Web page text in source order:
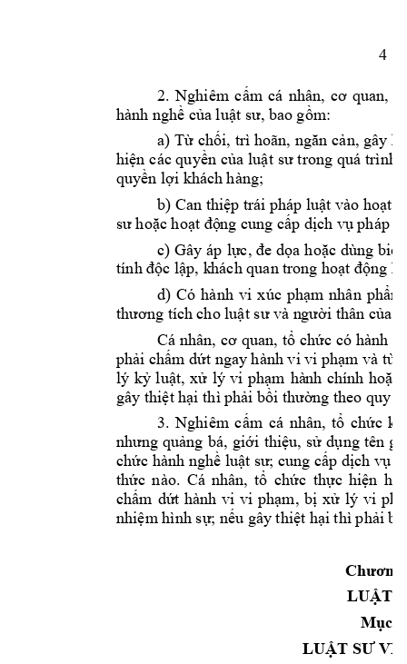
4
2. Nghiêm cấm cá nhân, cơ quan,
hành nghề của luật sư, bao gồm:
a) Từ chối, trì hoãn, ngăn cản, gây
hiện các quyền của luật sư trong quá trình
quyền lợi khách hàng;
b) Can thiệp trái pháp luật vào hoạt
sư hoặc hoạt động cung cấp dịch vụ pháp lý
c) Gây áp lực, đe dọa hoặc dùng
tính độc lập, khách quan trong hoạt động
d) Có hành vi xúc phạm nhân
thương tích cho luật sư và người thân của
Cá nhân, cơ quan, tổ chức có hành
phải chấm dứt ngay hành vi vi phạm và tùy
lý kỷ luật, xử lý vi phạm hành chính hoặc
gây thiệt hại thì phải bồi thường theo quy
3. Nghiêm cấm cá nhân, tổ chức
nhưng quảng bá, giới thiệu, sử dụng tên
chức hành nghề luật sư; cung cấp dịch vụ
thức nào. Cá nhân, tổ chức thực hiện
chấm dứt hành vi vi phạm, bị xử lý vi
nhiệm hình sự; nếu gây thiệt hại thì phải b
Chương
LUẬT
Mục
LUẬT SƯ